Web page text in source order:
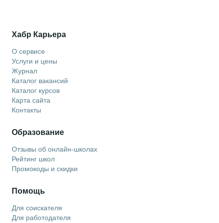
Хабр Карьера
О сервисе
Услуги и цены
Журнал
Каталог вакансий
Каталог курсов
Карта сайта
Контакты
Образование
Отзывы об онлайн-школах
Рейтинг школ
Промокоды и скидки
Помощь
Для соискателя
Для работодателя